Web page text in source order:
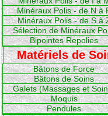
Minéraux Polis - de N à
Minéraux Polis - de S à
Sélection de Minéraux
Bipointes Repolies
Matériels de
Bâtons de Force
Bâtons de Soins
Galets (Massages et
Moquis
Pendules